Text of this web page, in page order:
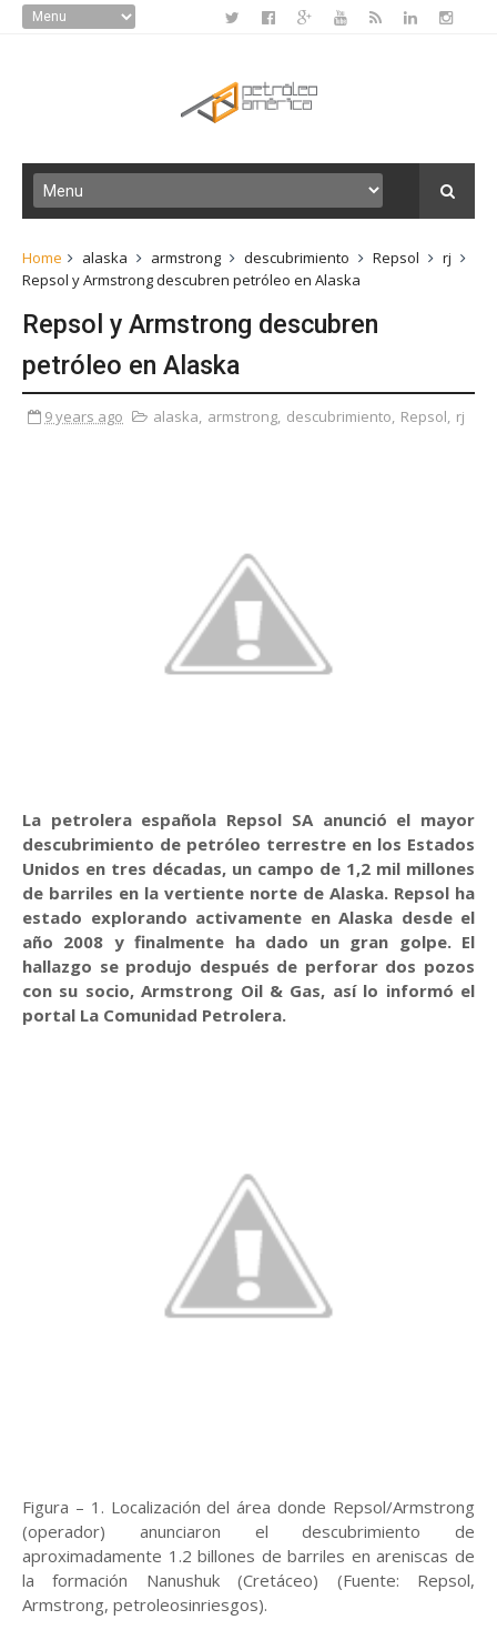
Home alaska armstrong descubrimiento Repsol
rj
Repsol y Armstrong descubren petróleo en Alaska
Repsol y Armstrong descubren
petróleo en Alaska
9 years ago alaska, armstrong, descubrimiento, Repsol, rj
La petrolera española Repsol SA anunció el mayor
descubrimiento de petróleo terrestre en los Estados
Unidos en tres décadas, un campo de 1,2 mil millones
de barriles en la vertiente norte de Alaska. Repsol ha
estado explorando activamente en Alaska desde el
año 2008 y finalmente ha dado un gran golpe. El
hallazgo se produjo después de perforar dos pozos
con su socio, Armstrong Oil & Gas, así lo informó el
portal La Comunidad Petrolera.
Figura – 1. Localización del área donde Repsol/Armstrong
(operador) anunciaron el descubrimiento de
aproximadamente 1.2 billones de barriles en areniscas de
la formación Nanushuk (Cretáceo) (Fuente: Repsol,
Armstrong, petroleosinriesgos).